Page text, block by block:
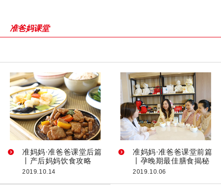
准爸妈课堂
准妈妈·准爸爸课堂后篇
丨产后妈妈饮食攻略
2019.10.14
准妈妈·准爸爸课堂前篇
丨孕晚期最佳膳食揭秘
2019.10.06